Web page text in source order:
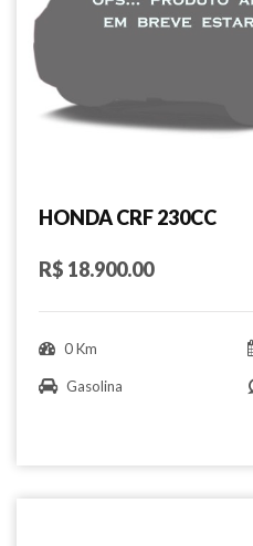
HONDA CRF 230CC
R$ 18.900.00
0 Km
Gasolina